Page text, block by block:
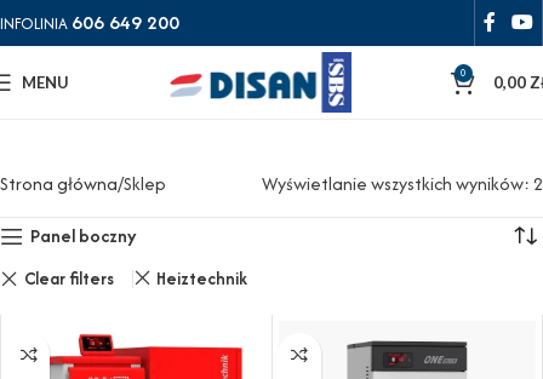
INFOLINIA 606 649 200
MENU 0 0,00
Strona główna Sklep Wyświetlanie wszystkich wyników: 2
Panel boczny
Clear filters Heiztechnik